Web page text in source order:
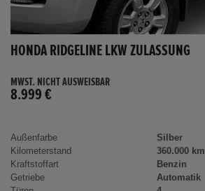
HONDA RIDGELINE LKW ZULASSUNG
MWST. NICHT AUSWEISBAR
8.999 €
Außenfarbe
Silber
Kilometerstand
360.000 km
Kraftstoffart
Benzin
Getriebe
Automatik